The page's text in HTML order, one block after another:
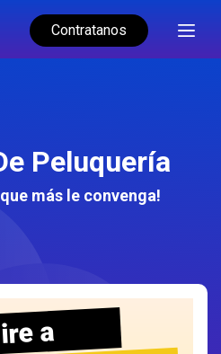
Contratanos
Peluquería
más le convenga!
a